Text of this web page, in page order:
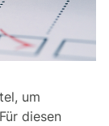
um
diesen